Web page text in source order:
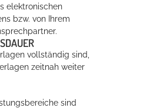
elektronischen
bzw. von Ihrem
vollständig sind,
zeitnah weiter
sind